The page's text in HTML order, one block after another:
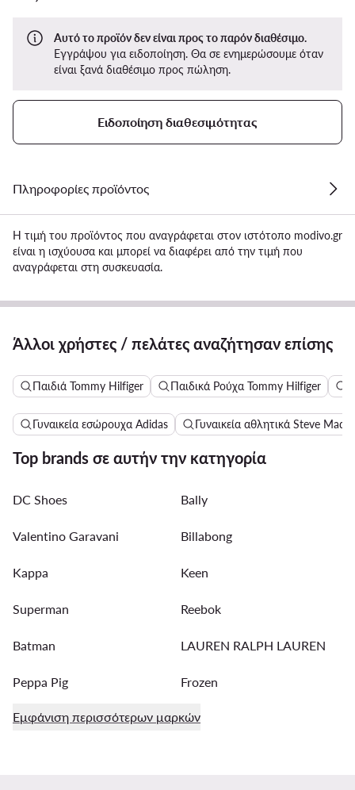
Αυτό το προϊόν δεν είναι προς το παρόν διαθέσιμο.
Εγγράψου για ειδοποίηση. Θα σε ενημερώσουμε όταν
είναι ξανά διαθέσιμο προς πώληση.
Ειδοποίηση διαθεσιμότητας
Πληροφορίες προϊόντος
Η τιμή του προϊόντος που αναγράφεται στον ιστότοπο modivo.gr
είναι η ισχύουσα και μπορεί να διαφέρει από την τιμή που
αναγράφεται στη συσκευασία.
Άλλοι χρήστες / πελάτες αναζήτησαν επίσης
Παιδιά Tommy Hilfiger Παιδικά Ρούχα Tommy Hilfiger
Γυναικεία εσώρουχα Adidas Γυναικεία αθλητικά Steve
Top brands σε αυτήν την κατηγορία
DC Shoes Bally
Valentino Garavani Billabong
Kappa Keen
Superman Reebok
Batman LAUREN RALPH LAUREN
Peppa Pig Frozen
Εμφάνιση περισσότερων μαρκών